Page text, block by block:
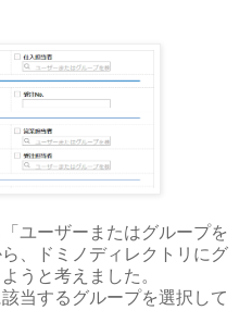
ユーザーまたはグループを
、ドミノディレクトリにグ
うと考えました。
当するグループを選択して